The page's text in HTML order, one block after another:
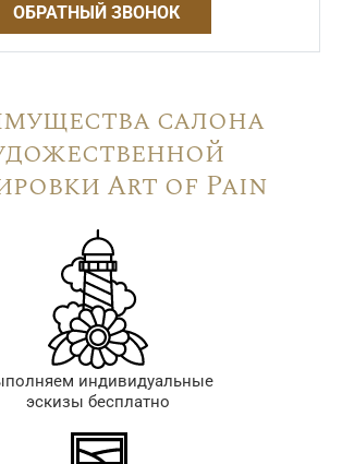
ОБРАТНЫЙ ЗВОНОК
салона
Art of Pain
индивидуальные
эскизы бесплатно